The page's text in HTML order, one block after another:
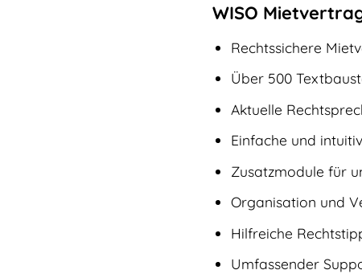
WISO
Rechtssichere
Über 500
Aktuelle
Einfache und
Zusatzmodule für
Organisation und
Hilfreiche
Umfassender